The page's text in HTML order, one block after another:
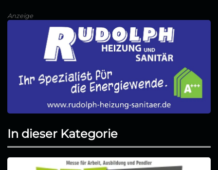
Anzeige
In dieser Kategorie